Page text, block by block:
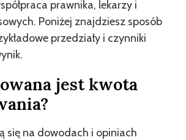
prawnika, lekarzy i
Poniżej znajdziesz sposób
przedziały i czynniki
jest kwota
się na dowodach i opiniach